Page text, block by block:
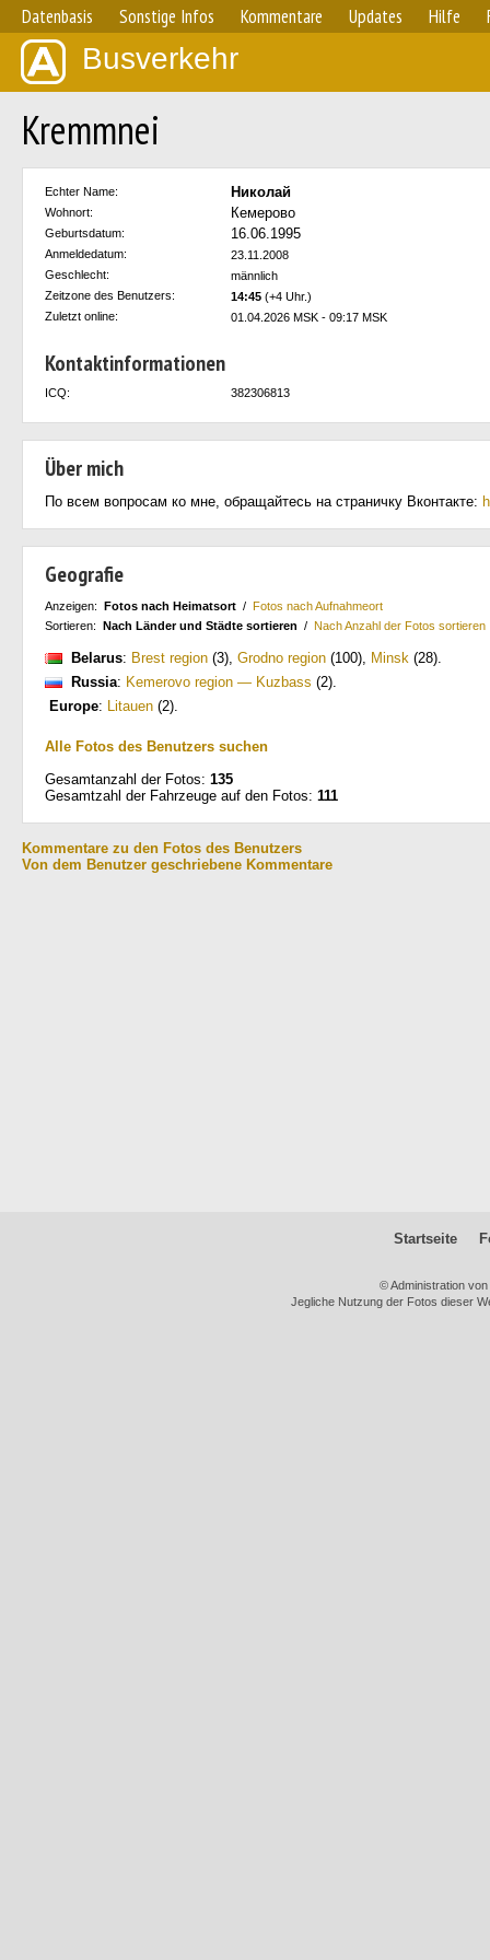
Datenbasis Sonstige Infos Kommentare Updates Hilfe
Busverkehr
Kremmnei
Echter Name: Николай
Wohnort: Кемерово
Geburtsdatum: 16.06.1995
Anmeldedatum:
23.11.2008
Geschlecht:
männlich
Zeitzone des Benutzers:
14:45 (+4 Uhr.)
Zuletzt online:
01.04.2026 MSK - 09:17 MSK
Kontaktinformationen
ICQ: 382306813
Über mich
По всем вопросам ко мне, обращайтесь на страничку Вконтакте:
Geografie
Anzeigen: Fotos nach Heimatsort / Fotos nach Aufnahmeort
Sortieren: Nach Länder und Städte sortieren / Nach Anzahl der Fotos sortieren
Belarus: Brest region (3), Grodno region (100), Minsk (28).
Russia: Kemerovo region — Kuzbass (2).
Europe: Litauen (2).
Alle Fotos des Benutzers suchen
Gesamtanzahl der Fotos: 135
Gesamtzahl der Fahrzeuge auf den Fotos: 111
Kommentare zu den Fotos des Benutzers
Von dem Benutzer geschriebene Kommentare
Startseite
© Administration
Jegliche Nutzung der Fotos dieser